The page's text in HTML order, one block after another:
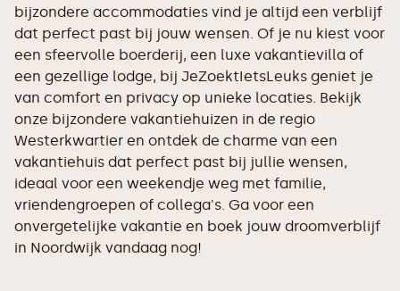
bijzondere accommodaties vind je altijd een verblijf
dat perfect past bij jouw wensen. Of je nu kiest voor
een sfeervolle boerderij, een luxe vakantievilla of
een gezellige lodge, bij JeZoektIetsLeuks geniet je
van comfort en privacy op unieke locaties. Bekijk
onze bijzondere vakantiehuizen in de regio
Westerkwartier en ontdek de charme van een
vakantiehuis dat perfect past bij jullie wensen,
ideaal voor een weekendje weg met familie,
vriendengroepen of collega's. Ga voor een
onvergetelijke vakantie en boek jouw droomverblijf
in Noordwijk vandaag nog!